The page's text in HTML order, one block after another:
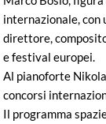
internazionale, con
direttore,
e festival europei.
Al pianoforte
concorsi
Il programma